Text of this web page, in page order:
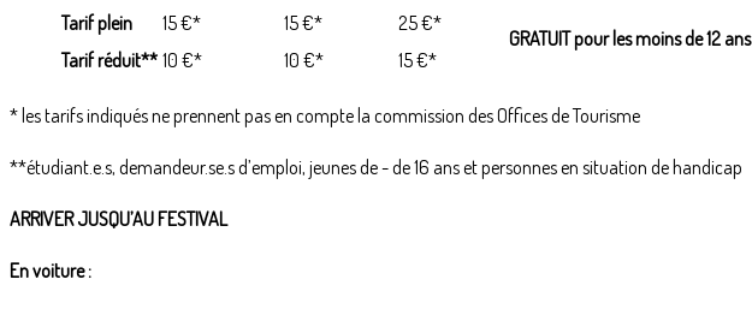
GRATUIT pour les moins de 12 ans
Tarif plein 15 €* 15 €*
25 €*
Tarif réduit** 10 €* 10 €* 15 €*
* les tarifs indiqués ne prennent pas en compte la commission des Offices de Tourisme
**étudiant.e.s, demandeur.se.s d’emploi, jeunes de - de 16 ans et personnes en situation de handicap
ARRIVER JUSQU’AU FESTIVAL
En voiture :